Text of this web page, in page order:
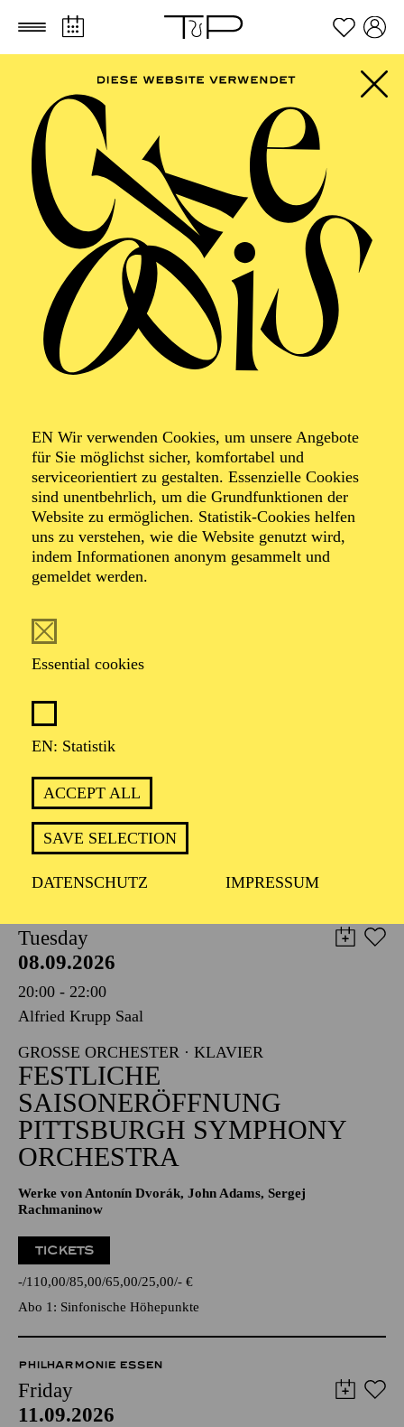
Zum Hauptinhalt springen Zum Footer springen
EN Wir verwenden Cookies, um unsere Angebote
für Sie möglichst sicher, komfortabel und
serviceorientiert zu gestalten. Essenzielle Cookies
sind unentbehrlich, um die Grundfunktionen der
Website zu ermöglichen. Statistik-Cookies helfen
uns zu verstehen, wie die Website genutzt wird,
indem Informationen anonym gesammelt und
gemeldet werden.
Essential cookies
EN: Statistik
ACCEPT ALL
SAVE SELECTION
DATENSCHUTZ IMPRESSUM
FILTER
SEPTEMBER 2026
PHILHARMONIE ESSEN
Friday
04.09.2026
20:00 - 23:00
Alfried Krupp Saal
Organiser: Theater-, Konzert- u. Gastspieldirektion OTTO
HOFNER GMBH
TICKETS
55,20 52,70€
EN: SCHAUSPIEL ESSEN
05.09.2026
19:30 - 21:30
BLICK AUF DEN IRAN –
STIMMEN ZUR AKTUELLEN
LAGE
TICKETS
8,00€
Tuesday
08.09.2026
20:00 - 22:00
Alfried Krupp Saal
GROSSE ORCHESTER · KLAVIER
FESTLICHE
SAISONERÖFFNUNG
PITTSBURGH SYMPHONY
ORCHESTRA
Werke von Antonín Dvorák, John Adams, Sergej
Rachmaninow
TICKETS
- 110,00 85,00 65,00 25,00 - €
Abo 1: Sinfonische Höhepunkte
PHILHARMONIE ESSEN
Friday
11.09.2026